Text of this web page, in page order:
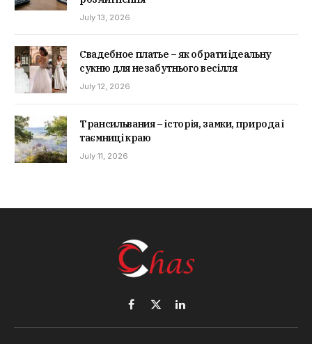
July 13, 2026
Свадебное платье – як обрати ідеальну
сукню для незабутнього весілля
July 12, 2026
Трансильвания – історія, замки, природа і
таємниці краю
July 11, 2026
Facebook
X
(Twitter)
LinkedIn